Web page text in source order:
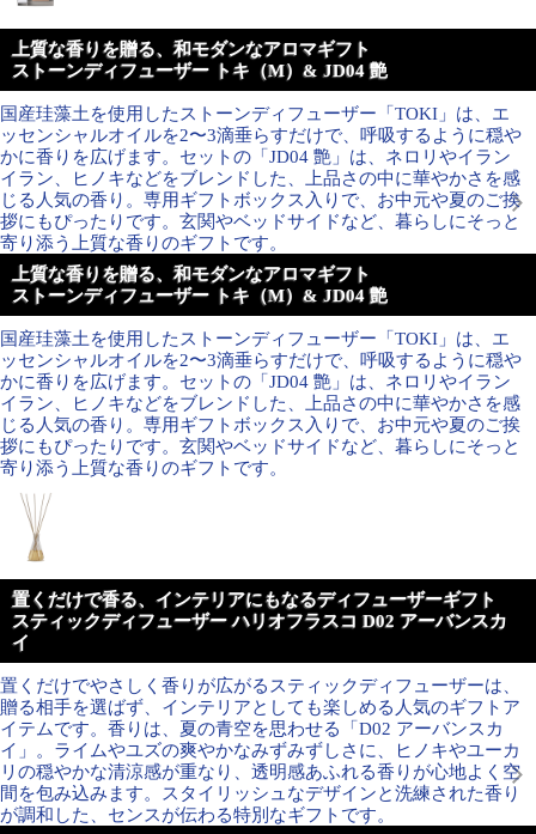
上質な香りを贈る、和モダンなアロマギフト
ストーンディフューザー トキ（M）& JD04 艶
国産珪藻土を使用したストーンディフューザー「TOKI」は、エ
ッセンシャルオイルを2〜3滴垂らすだけで、呼吸するように穏や
かに香りを広げます。セットの「JD04 艶」は、ネロリやイラン
イラン、ヒノキなどをブレンドした、上品さの中に華やかさを感
じる人気の香り。専用ギフトボックス入りで、お中元や夏のご挨
拶にもぴったりです。玄関やベッドサイドなど、暮らしにそっと
寄り添う上質な香りのギフトです。
上質な香りを贈る、和モダンなアロマギフト
ストーンディフューザー トキ（M）& JD04 艶
国産珪藻土を使用したストーンディフューザー「TOKI」は、エ
ッセンシャルオイルを2〜3滴垂らすだけで、呼吸するように穏や
かに香りを広げます。セットの「JD04 艶」は、ネロリやイラン
イラン、ヒノキなどをブレンドした、上品さの中に華やかさを感
じる人気の香り。専用ギフトボックス入りで、お中元や夏のご挨
拶にもぴったりです。玄関やベッドサイドなど、暮らしにそっと
寄り添う上質な香りのギフトです。
置くだけで香る、インテリアにもなるディフューザーギフト
スティックディフューザー ハリオフラスコ D02 アーバンスカ
イ
置くだけでやさしく香りが広がるスティックディフューザーは、
贈る相手を選ばず、インテリアとしても楽しめる人気のギフトア
イテムです。香りは、夏の青空を思わせる「D02 アーバンスカ
イ」。ライムやユズの爽やかなみずみずしさに、ヒノキやユーカ
リの穏やかな清涼感が重なり、透明感あふれる香りが心地よく空
間を包み込みます。スタイリッシュなデザインと洗練された香り
が調和した、センスが伝わる特別なギフトです。